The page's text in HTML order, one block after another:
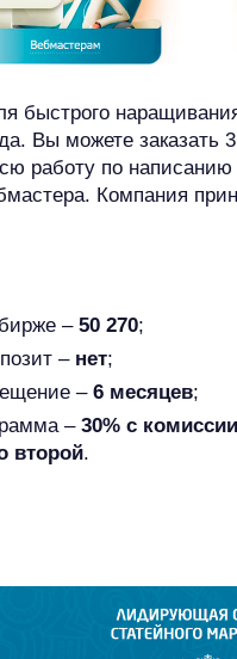
быстрого
Вы можете заказать
работу по
Компания
– 50 270;
– нет;
– 6 месяцев;
– 30% с
второй.